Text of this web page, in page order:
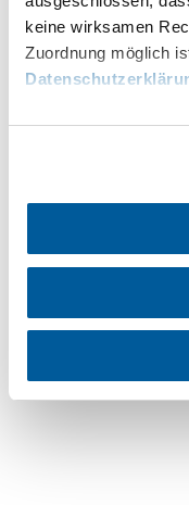
keine wirksamen
Zuordnung möglich